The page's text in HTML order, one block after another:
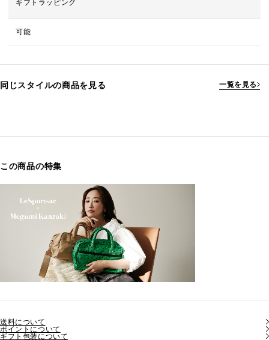
ギフトラッピング
可能
同じスタイルの商品を見る 一覧を見る
この商品の特集
送料について
ポイントについて
ギフト包装について